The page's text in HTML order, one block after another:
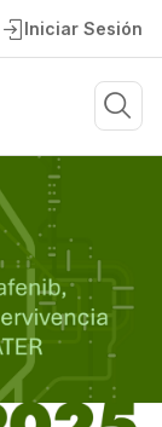
Iniciar Sesión